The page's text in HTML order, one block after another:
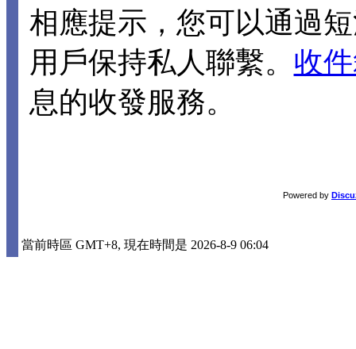
相應提示，您可以通過
用戶保持私人聯繫。 收
息的收發服務。
Powered by
當前時區 GMT+8, 現在時間是 2026-8-9 06:04